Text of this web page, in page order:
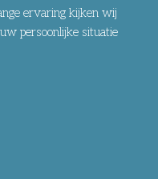
ervaring kijken wij
persoonlijke situatie